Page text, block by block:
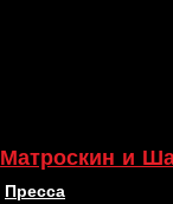
Матроскин и
Пресса